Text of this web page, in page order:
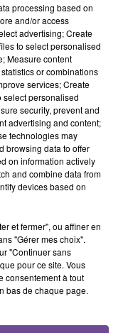
(H/F).
un aide-comptable
comptes. Saisie
factures
de tiers. Suivi de la
L’élaboration
suivi comptable en
processing based on
and/or access
advertising; Create
to select personalised
Measure content
or combinations
services; Create
select personalised
security, prevent and
advertising and content;
technologies may
browsing data to offer
on information actively
and combine data from
devices based on
et fermer", ou affiner en
"Gérer mes choix".
"Continuer sans
pour ce site. Vous
consentement à tout
bas de chaque page.